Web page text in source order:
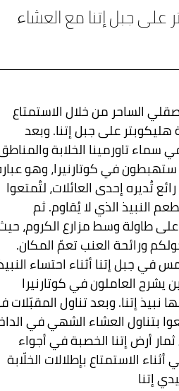
على جبل إتنا مع العشاء
الساحر من خلال الاستمتاع
على جبل إتنا. وبعد
سماء تاورمينا الخلابة
ستهبطون في كوتارنيرا، وهو
تُديره إحدى العائلات، لتُمتعوا
النبيذ الذي لا يُقاوم. ثم
طاولة وسط مزارع الكروم،
ورائحة العنب تعمّ المكان.
في جبل إتنا أثناء احتساء
يشرح العاملون في كوتارنيرا
نبيذ إتنا. وبعد تناول المقبّلات
بتناول العشاء الشهي في
أرض إتنا الخصبة في أجواء
الاستمتاع بإطلالات الخلّابة